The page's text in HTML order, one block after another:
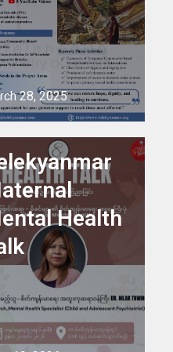
28, 2025
project
Health